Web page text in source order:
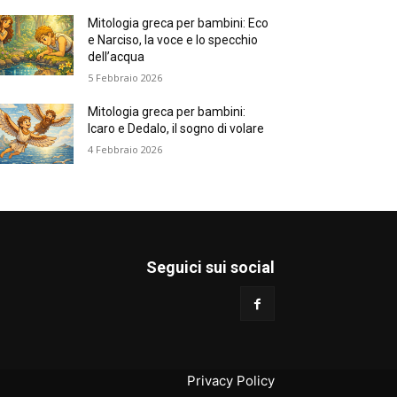
Mitologia greca per bambini: Eco
e Narciso, la voce e lo specchio
dell’acqua
5 Febbraio 2026
Mitologia greca per bambini:
Icaro e Dedalo, il sogno di volare
4 Febbraio 2026
Seguici sui social
Privacy Policy